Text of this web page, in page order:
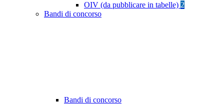
OIV (da pubblicare in tabelle) 2
Bandi di concorso
Bandi di concorso